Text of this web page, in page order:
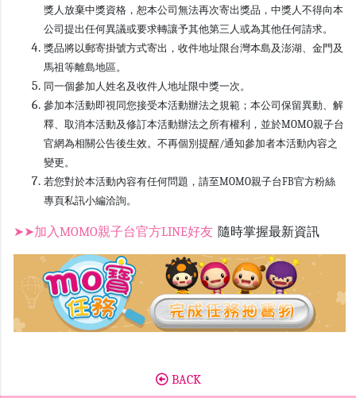
獎人放棄中獎資格，恕本公司無法再次寄出獎品，中獎人不得向本
公司提出任何異議或要求轉讓予其他第三人或為其他任何請求。
獎品將以郵寄掛號方式寄出，收件地址限台灣本島及澎湖、金門及
馬祖等離島地區。
同一個參加人姓名及收件人地址限中獎一次。
參加本活動即視同您接受本活動辦法之規範；本公司保留異動、解
釋、取消本活動及修訂本活動辦法之所有權利，並於MOMO親子台
官網為相關公告後生效。不再個別提醒/通知參加者本活動內容之
變更。
若您對於本活動內容有任何問題，請至MOMO親子台FB官方粉絲
專頁私訊小編洽詢。
➤➤加入MOMO親子台官方LINE好友 隨時掌握最新資訊
BACK